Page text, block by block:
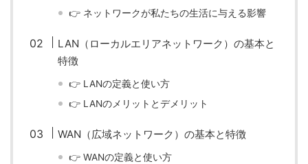
👉 ネットワークが私たちの生活に与える影響
LAN（ローカルエリアネットワーク）の基本と
特徴
👉 LANの定義と使い方
👉 LANのメリットとデメリット
WAN（広域ネットワーク）の基本と特徴
👉 WANの定義と使い方